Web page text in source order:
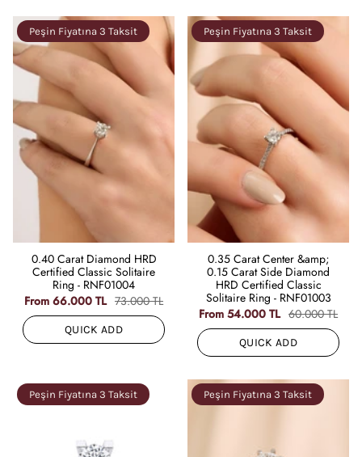
Peşin Fiyatına 3 Taksit
0.40 Carat Diamond HRD
Certified Classic Solitaire
Ring - RNF01004
From 66.000 TL 73.000 TL
QUICK ADD
Peşin Fiyatına 3 Taksit
0.35 Carat Center &amp;
0.15 Carat Side Diamond
HRD Certified Classic
Solitaire Ring - RNF01003
From 54.000 TL 60.000 TL
QUICK ADD
Peşin Fiyatına 3 Taksit Peşin Fiyatına 3 Taksit